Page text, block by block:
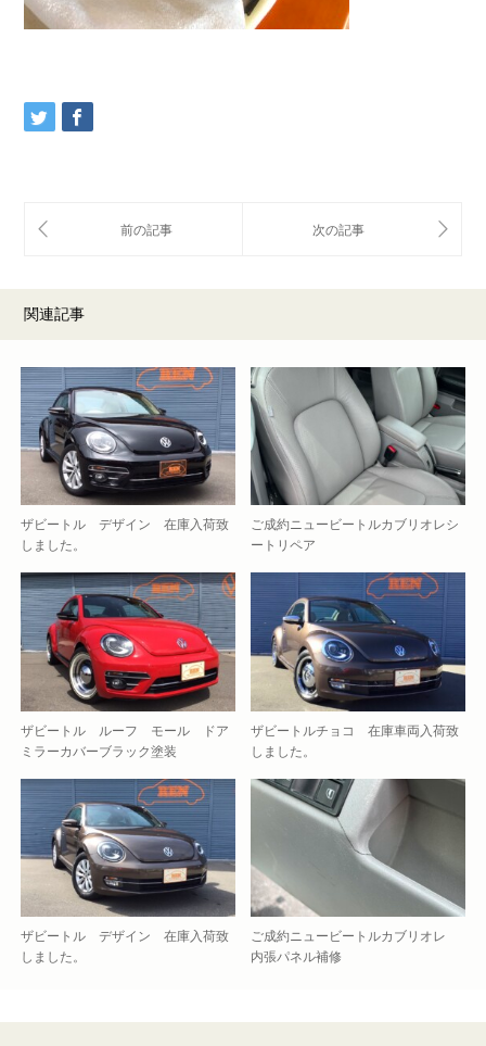
関連記事
ザビートル デザイン 在庫入荷致
しました。
ご成約ニュービートルカブリオレシ
ートリペア
ザビートル ルーフ モール ドア
ミラーカバーブラック塗装
ザビートルチョコ 在庫車両入荷致
しました。
ザビートル デザイン 在庫入荷致
しました。
ご成約ニュービートルカブリオレ
内張パネル補修